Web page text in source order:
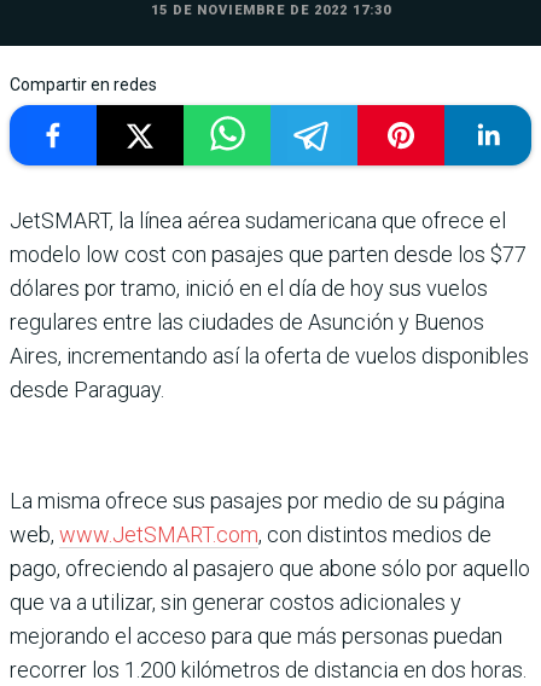
15 DE NOVIEMBRE DE 2022 17:30
Compartir en redes
JetSMART, la línea aérea sudamericana que ofrece el
modelo low cost con pasajes que parten desde los $77
dólares por tramo, inició en el día de hoy sus vuelos
regulares entre las ciudades de Asunción y Buenos
Aires, incrementando así la oferta de vuelos disponibles
desde Paraguay.
La misma ofrece sus pasajes por medio de su página
web, www.JetSMART.com, con distintos medios de
pago, ofreciendo al pasajero que abone sólo por aquello
que va a utilizar, sin generar costos adicionales y
mejorando el acceso para que más personas puedan
recorrer los 1.200 kilómetros de distancia en dos horas.